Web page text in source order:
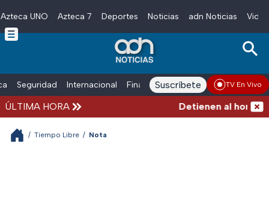
Skip to main content
Azteca UNO Azteca 7 Deportes Noticias adn Noticias
Seguridad Internacional Finanzas adn Noticias Radio
Suscríbete TV En Vivo
ÚLTIMA HORA Detienen al hombre
/ Tiempo Libre / Nota